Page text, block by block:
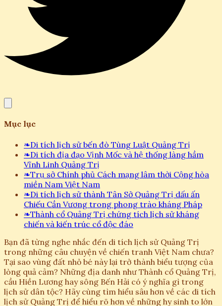
Mục lục
❧Di tích lịch sử bến đò Tùng Luật Quảng Trị
❧Di tích địa đạo Vịnh Mốc và hệ thống làng hầm
Vĩnh Linh Quảng Trị
❧Trụ sở Chính phủ Cách mạng lâm thời Cộng hòa
miền Nam Việt Nam
❧Di tích lịch sử thành Tân Sở Quảng Trị dấu ấn
Chiếu Cần Vương trong phong trào kháng Pháp
❧Thành cổ Quảng Trị chứng tích lịch sử kháng
chiến và kiến trúc cổ độc đáo
Bạn đã từng nghe nhắc đến di tích lịch sử Quảng Trị
trong những câu chuyện về chiến tranh Việt Nam chưa?
Tại sao vùng đất nhỏ bé này lại trở thành biểu tượng của
lòng quả cảm? Những địa danh như Thành cổ Quảng Trị,
cầu Hiền Lương hay sông Bến Hải có ý nghĩa gì trong
lịch sử dân tộc? Hãy cùng tìm hiểu sâu hơn về các di tích
lịch sử Quảng Trị để hiểu rõ hơn về những hy sinh to lớn